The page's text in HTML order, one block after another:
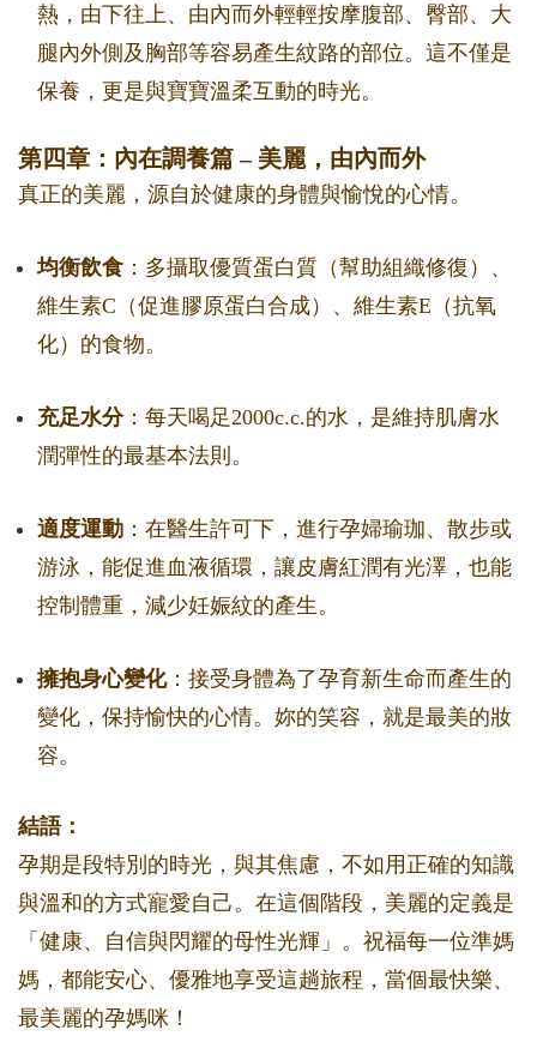
熱，由下往上、由內而外輕輕按摩腹部、臀部、大
腿內外側及胸部等容易產生紋路的部位。這不僅是
保養，更是與寶寶溫柔互動的時光。
第四章：內在調養篇 – 美麗，由內而外
真正的美麗，源自於健康的身體與愉悅的心情。
均衡飲食 ：多攝取優質蛋白質（幫助組織修復）、
維生素C（促進膠原蛋白合成）、維生素E（抗氧
化）的食物。
充足水分：每天喝足2000c.c.的水，是維持肌膚水
潤彈性的最基本法則。
適度運動 ：在醫生許可下，進行孕婦瑜珈、散步或
游泳，能促進血液循環，讓皮膚紅潤有光澤，也能
控制體重，減少妊娠紋的產生。
擁抱身心變化：接受身體為了孕育新生命而產生的
變化，保持愉快的心情。妳的笑容，就是最美的妝
容。
結語：
孕期是段特別的時光，與其焦慮，不如用正確的知識
與溫和的方式寵愛自己。在這個階段，美麗的定義是
「健康、自信與閃耀的母性光輝」。祝福每一位準媽
媽，都能安心、優雅地享受這趟旅程，當個最快樂、
最美麗的孕媽咪！